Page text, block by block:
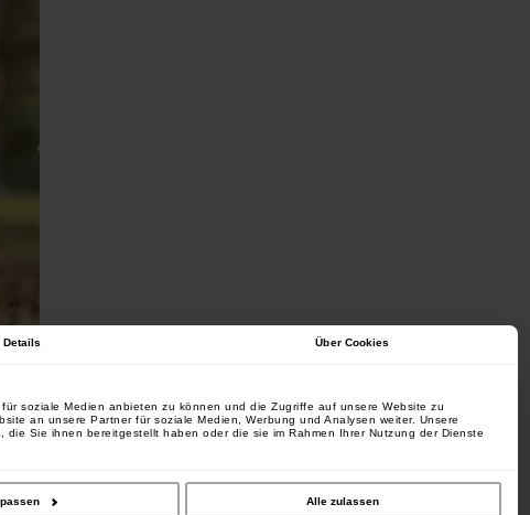
Details Über Cookies
soziale Medien anbieten zu können und die Zugriffe auf unsere Website zu
an unsere Partner für soziale Medien, Werbung und Analysen weiter. Unsere
Sie ihnen bereitgestellt haben oder die sie im Rahmen Ihrer Nutzung der Dienste
Alle zulassen